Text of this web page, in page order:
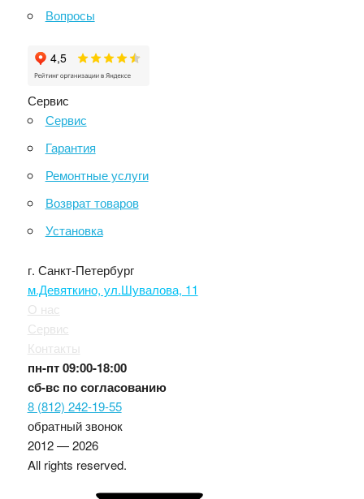
Вопросы
Сервис
Сервис
Гарантия
Ремонтные услуги
Возврат товаров
Установка
г. Санкт-Петербург
м.Девяткино, ул.Шувалова, 11
О нас
Сервис
Контакты
пн-пт09:00-18:00
сб-вс по согласованию
8 (812) 242-19-55
обратный звонок
2012 — 2026
All rights reserved.